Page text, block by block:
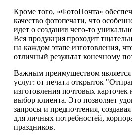
Кроме того, «ФотоПочта»
качество фотопечати, что
идет о создании чего-то
Вся продукция проходит
на каждом этапе изготовления,
отличный результат конечному
Важным преимуществом
услуг: от печати открыток
изготовления почтовых карточек
выбор клиента. Это позволяет
запросы и предпочтения,
для личных потребностей,
праздников.